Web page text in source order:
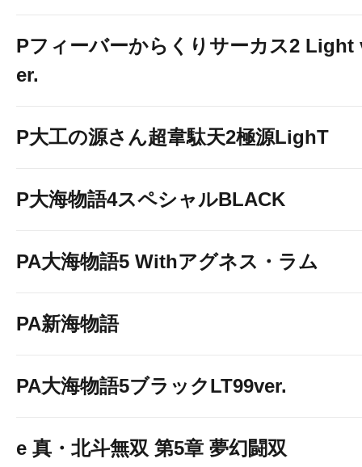
Pフィーバーからくりサーカス2 Light
er.
P大工の源さん超韋駄天2極源LighT
P大海物語4スペシャルBLACK
PA大海物語5 Withアグネス・ラム
PA新海物語
PA大海物語5ブラックLT99ver.
e 真・北斗無双 第5章 夢幻闘双